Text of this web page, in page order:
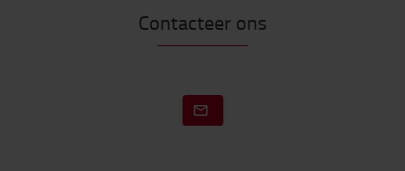
Contacteer ons